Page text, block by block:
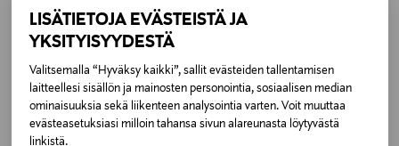
LISÄTIETOJA EVÄSTEISTÄ JA
YKSITYISYYDESTÄ
Valitsemalla “Hyväksy kaikki”, sallit evästeiden tallentamisen
laitteellesi sisällön ja mainosten personointia, sosiaalisen median
ominaisuuksia sekä liikenteen analysointia varten. Voit muuttaa
evästeasetuksiasi milloin tahansa sivun alareunasta löytyvästä
linkistä.
Väri
NOCOL
Koko
30 ML
IROHA
Stick Intimate Toy -vibraattori
IROHA
Sakura Nadeshiko Intimate Toy -